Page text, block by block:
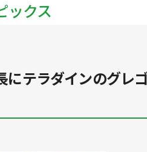
ックス
にテラダインのグレ